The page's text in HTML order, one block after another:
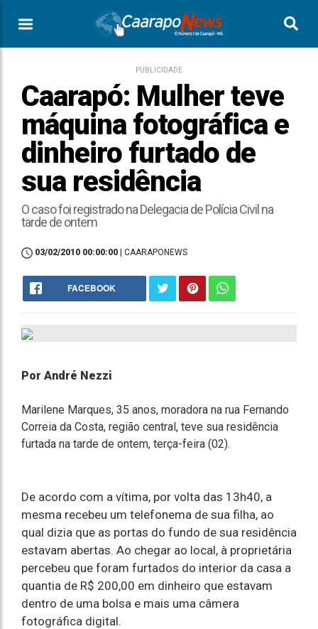
PUBLICIDADE
Caarapó: Mulher teve
máquina fotográfica e
dinheiro furtado de
sua residência
O caso foi registrado na Delegacia de Polícia Civil na
tarde de ontem
03/02/2010 00:00:00 | CAARAPONEWS
FACEBOOK
Por André Nezzi
Marilene Marques, 35 anos, moradora na rua Fernando
Correia da Costa, região central, teve sua residência
furtada na tarde de ontem, terça-feira (02).
De acordo com a vítima, por volta das 13h40, a
mesma recebeu um telefonema de sua filha, ao
qual dizia que as portas do fundo de sua residência
estavam abertas. Ao chegar ao local, à proprietária
percebeu que foram furtados do interior da casa a
quantia de R$ 200,00 em dinheiro que estavam
dentro de uma bolsa e mais uma câmera
fotográfica digital.